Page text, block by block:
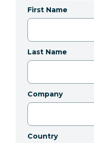
First Name
Last Name
Company
Country